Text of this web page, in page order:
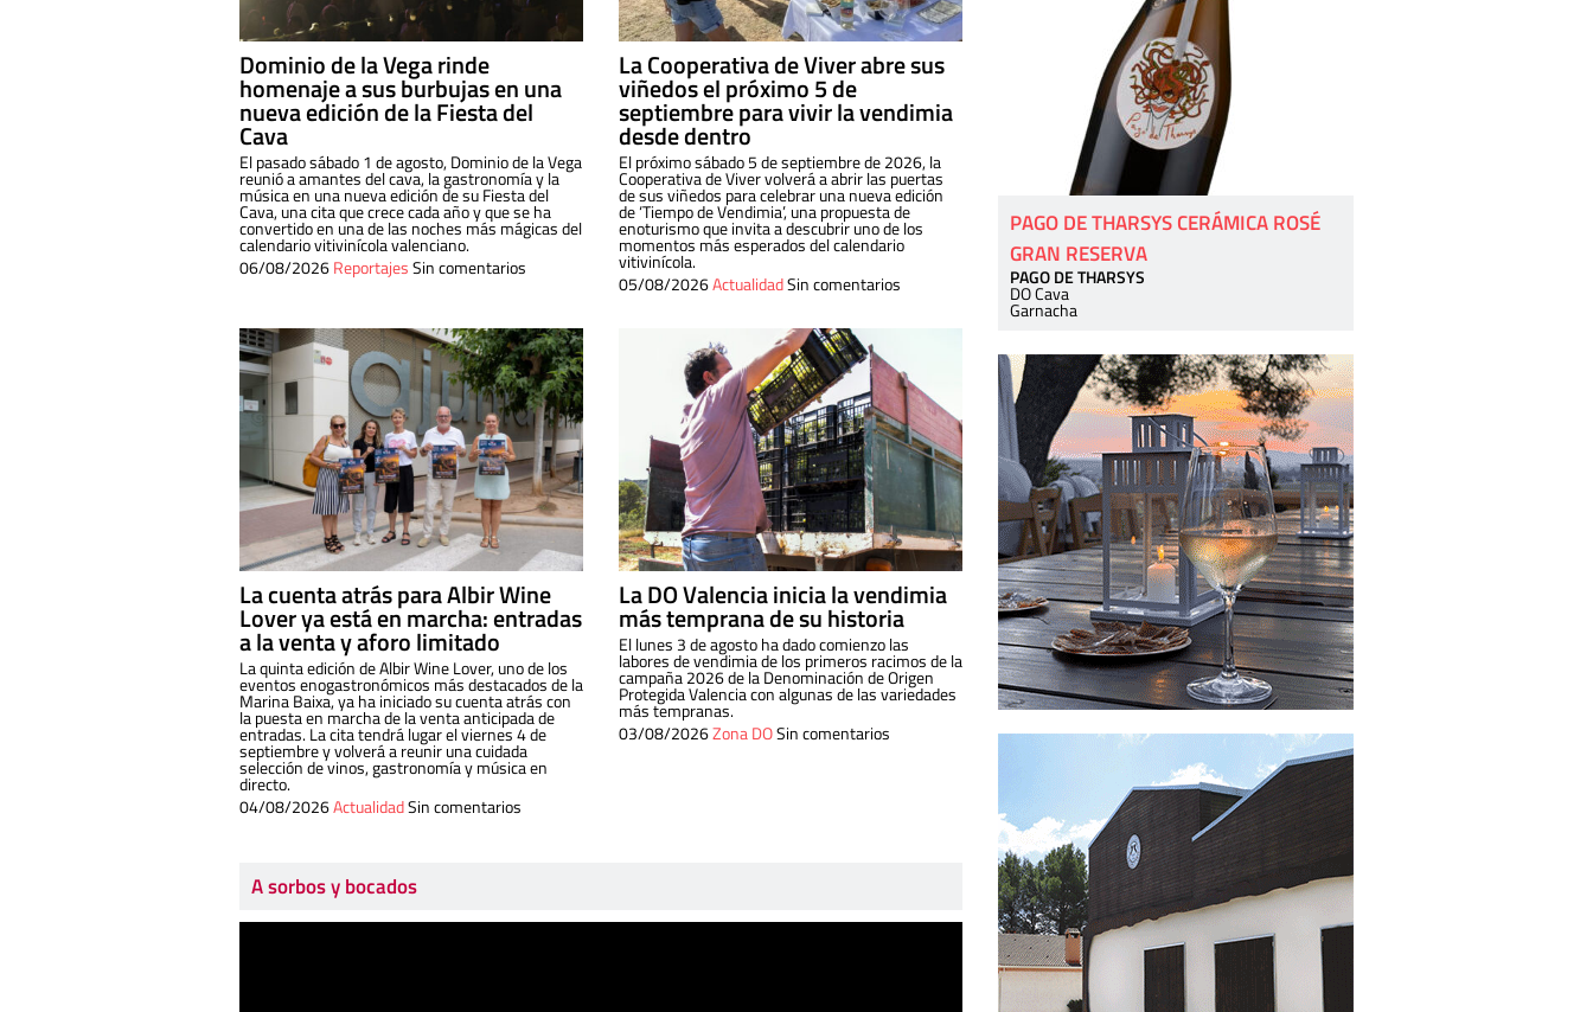
Dominio de la Vega rinde
homenaje a sus burbujas en una
nueva edición de la Fiesta del
Cava
El pasado sábado 1 de agosto, Dominio de la Vega
reunió a amantes del cava, la gastronomía y la
música en una nueva edición de su Fiesta del
Cava, una cita que crece cada año y que se ha
convertido en una de las noches más mágicas del
calendario vitivinícola valenciano.
06/08/2026ReportajesSin comentarios
La Cooperativa de Viver abre sus
viñedos el próximo 5 de
septiembre para vivir la vendimia
desde dentro
El próximo sábado 5 de septiembre de 2026, la
Cooperativa de Viver volverá a abrir las puertas
de sus viñedos para celebrar una nueva edición
de ‘Tiempo de Vendimia’, una propuesta de
enoturismo que invita a descubrir uno de los
momentos más esperados del calendario
vitivinícola.
05/08/2026ActualidadSin comentarios
La cuenta atrás para Albir Wine
Lover ya está en marcha: entradas
a la venta y aforo limitado
La quinta edición de Albir Wine Lover, uno de los
eventos enogastronómicos más destacados de la
Marina Baixa, ya ha iniciado su cuenta atrás con
la puesta en marcha de la venta anticipada de
entradas. La cita tendrá lugar el viernes 4 de
septiembre y volverá a reunir una cuidada
selección de vinos, gastronomía y música en
directo.
04/08/2026ActualidadSin comentarios
La DO Valencia inicia la vendimia
más temprana de su historia
El lunes 3 de agosto ha dado comienzo las
labores de vendimia de los primeros racimos de la
campaña 2026 de la Denominación de Origen
Protegida Valencia con algunas de las variedades
más tempranas.
03/08/2026Zona DOSin comentarios
A sorbos y bocados
PAGO DE THARSYS CERÁMICA ROSÉ
GRAN RESERVA
PAGO DE THARSYS
DO Cava
Garnacha